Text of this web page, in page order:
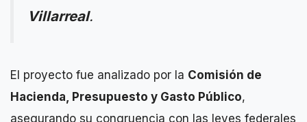
Villarreal.
El proyecto fue analizado por la Comisión de
Hacienda, Presupuesto y Gasto Público,
asegurando su congruencia con las leyes federales